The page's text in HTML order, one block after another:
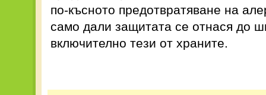
по-късното предотвратяване на
само дали защитата се отнася до
включително тези от храните.